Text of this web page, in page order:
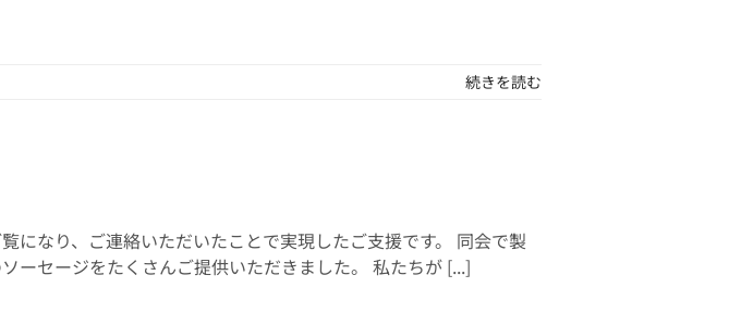
続きを読む
になり、ご連絡いただいたことで実現したご支援です。 同会で製
ーセージをたくさんご提供いただきました。 私たちが [...]